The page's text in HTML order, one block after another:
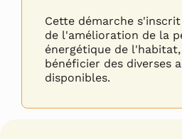
Cette démarche
de l'amélioration de la
énergétique de
bénéficier des diverses
disponibles.